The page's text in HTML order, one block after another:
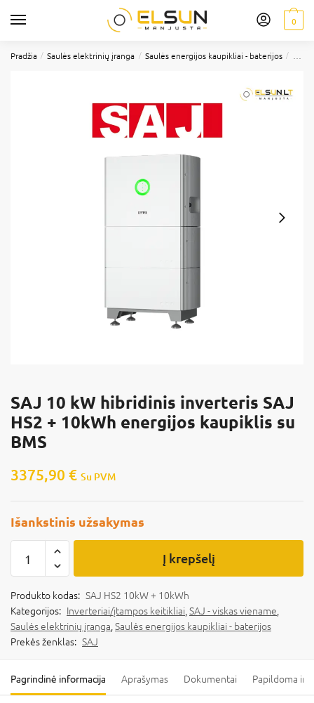
0
Pradžia / Saulės elektrinių įranga / Saulės energijos kaupikliai - baterijos /
SAJ 10 kW hibridinis inverteris SAJ
HS2 + 10kWh energijos kaupiklis su
BMS
3375,90 € Su PVM
Išankstinis užsakymas
Į krepšelį
Produkto kodas: SAJ HS2 10kW + 10kWh
Kategorijos: Inverteriai/įtampos keitikliai,SAJ - viskas viename,
Saulės elektrinių įranga,Saulės energijos kaupikliai - baterijos
Prekės ženklas: SAJ
Pagrindinė informacija Aprašymas Dokumentai Papildoma